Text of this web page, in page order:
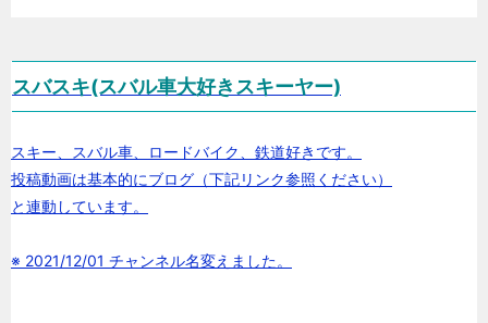
スバスキ(スバル車大好きスキーヤー)
スキー、スバル車、ロードバイク、鉄道好きです。
投稿動画は基本的にブログ（下記リンク参照ください）
と連動しています。
※ 2021/12/01 チャンネル名変えました。